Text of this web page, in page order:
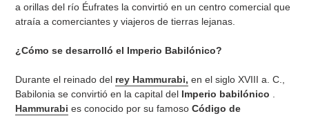
a orillas del río Éufrates la convirtió en un centro comercial que
atraía a comerciantes y viajeros de tierras lejanas.
¿Cómo se desarrolló el Imperio Babilónico?
Durante el reinado del rey Hammurabi, en el siglo XVIII a. C.,
Babilonia se convirtió en la capital del Imperio babilónico
Hammurabi es conocido por su famoso Código de